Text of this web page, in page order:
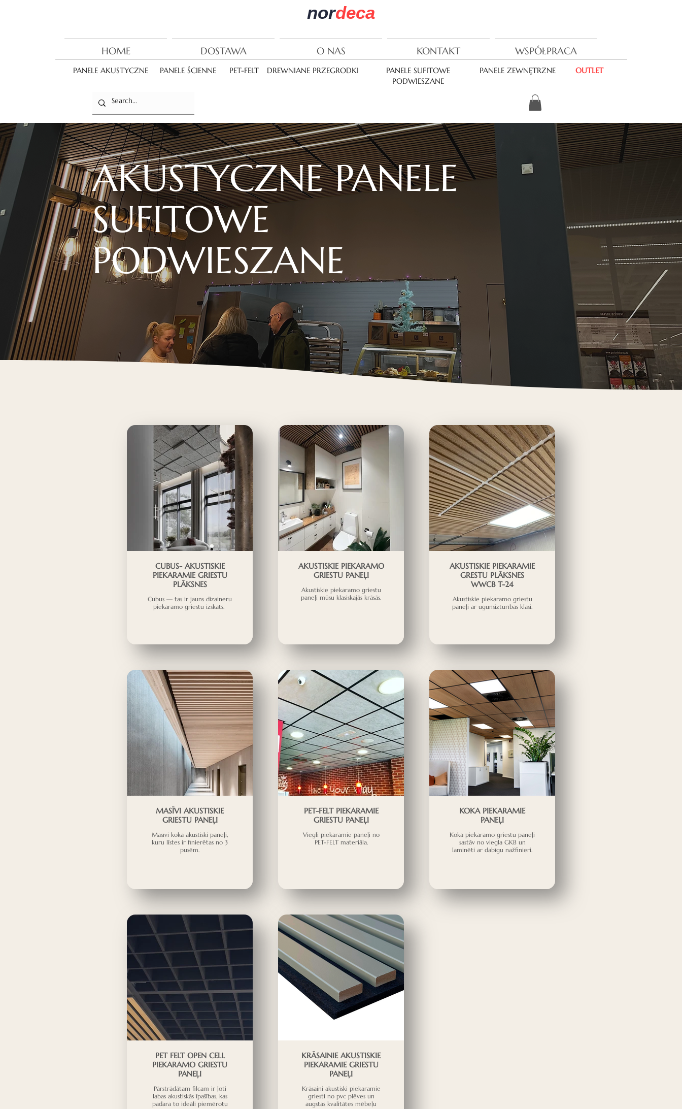
nordeca
HOME DOSTAWA O NAS KONTAKT WSPÓŁPRACA
PANELE AKUSTYCZNE PANELE ŚCIENNE PET-FELT DREWNIANE PRZEGRODKI
PANELE SUFITOWE
PODWIESZANE
PANELE ZEWNĘTRZNE OUTLET
AKUSTYCZNE PANELE
SUFITOWE
PODWIESZANE
CUBUS- AKUSTISKIE
PIEKARAMIE GRIESTU
PLĀKSNES
Cubus — tas ir jauns dizaineru
piekaramo griestu izskats.
AKUSTISKIE PIEKARAMO
GRIESTU PANEĻI
Akustiskie piekaramo griestu
paneļi mūsu klasiskajās krāsās.
AKUSTISKIE PIEKARAMIE
GRESTU PLĀKSNES
WWCB T-24
Akustiskie piekaramo griestu
paneļi ar ugunsizturības klasi.
MASĪVI AKUSTISKIE
GRIESTU PANEĻI
Masīvi koka akustiski paneļi,
kuru līstes ir finierētas no 3
pusēm.
PET-FELT PIEKARAMIE
GRIESTU PANEĻI
Viegli piekaramie paneļi no
PET-FELT materiāla.
KOKA PIEKARAMIE
PANEĻI
Koka piekaramo griestu paneļi
sastāv no viegla GKB un
laminēti ar dabīgu nažfinieri.
PET FELT OPEN CELL
PIEKARAMO GRIESTU
PANEĻI
Pārstrādātam filcam ir ļoti
labas akustiskās īpašības, kas
padara to ideāli piemērotu
KRĀSAINIE AKUSTISKIE
PIEKARAMIE GRIESTU
PANEĻI
Krāsaini akustiski piekaramie
griesti no pvc plēves un
augstas kvalitātes mēbeļu